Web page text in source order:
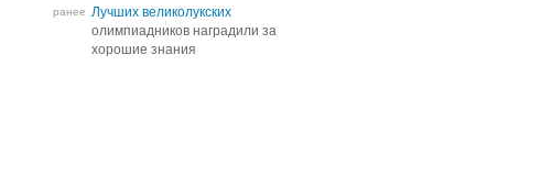
ранее Лучших великолукских
олимпиадников наградили за
хорошие знания
Лучших великолукских
олимпиадников наградили за
хорошие знания